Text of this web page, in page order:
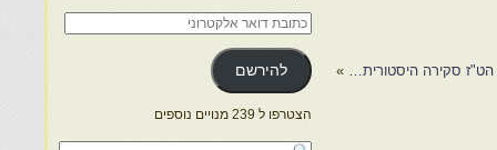
סקירה היסטורית… »
כתובת
דואר
אלקטרוני
להירשם
הצטרפו ל 239 מנויים נוספים